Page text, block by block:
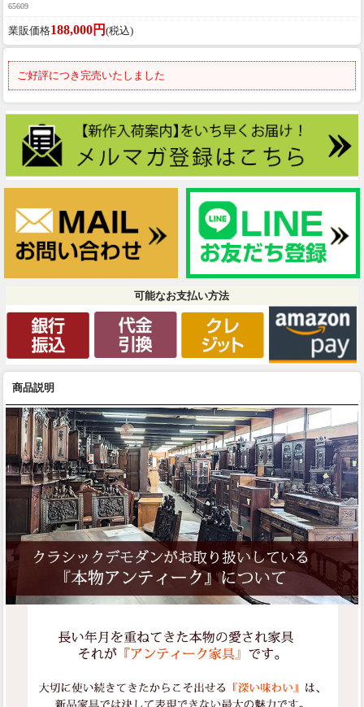
65609
業販価格188,000円 (税込)
ご好評につき完売いたしました
可能なお支払い方法
商品説明